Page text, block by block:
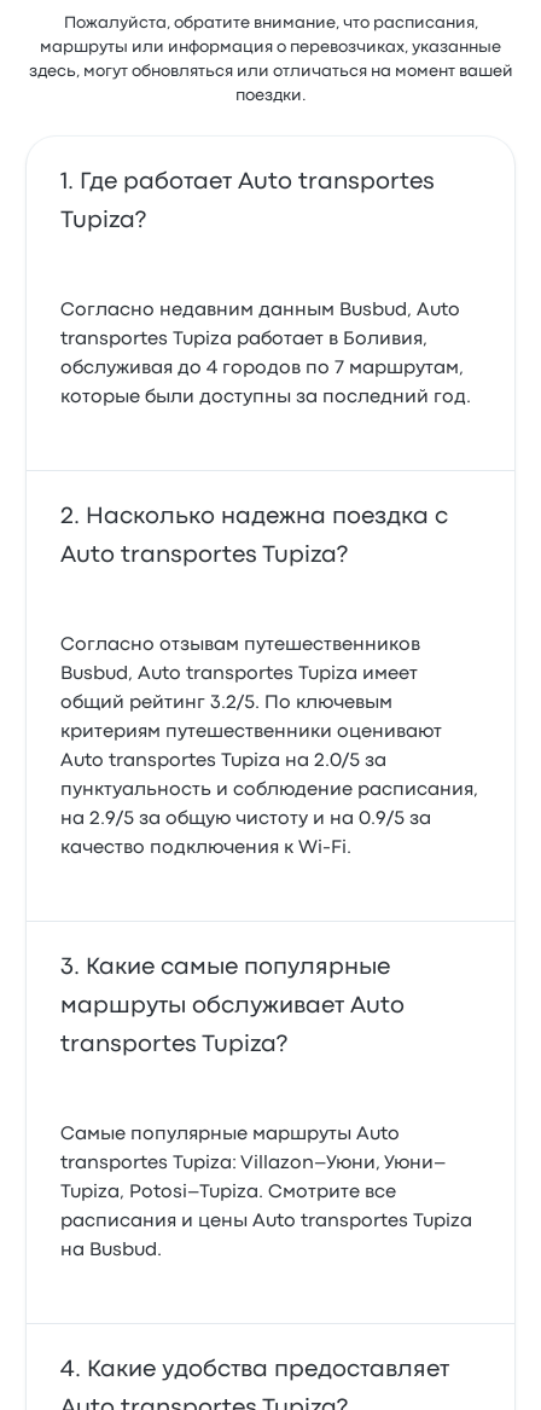
Пожалуйста, обратите внимание, что расписания,
маршруты или информация о перевозчиках, указанные
здесь, могут обновляться или отличаться на момент вашей
поездки.
Где работает Auto transportes
Tupiza?
Согласно недавним данным Busbud, Auto
transportes Tupiza работает в Боливия,
обслуживая до 4 городов по 7 маршрутам,
которые были доступны за последний год.
Насколько надежна поездка с
Auto transportes Tupiza?
Согласно отзывам путешественников
Busbud, Auto transportes Tupiza имеет
общий рейтинг 3.2/5. По ключевым
критериям путешественники оценивают
Auto transportes Tupiza на 2.0/5 за
пунктуальность и соблюдение расписания,
на 2.9/5 за общую чистоту и на 0.9/5 за
качество подключения к Wi-Fi.
Какие самые популярные
маршруты обслуживает Auto
transportes Tupiza?
Самые популярные маршруты Auto
transportes Tupiza: Villazon–Уюни, Уюни–
Tupiza, Potosi–Tupiza. Смотрите все
расписания и цены Auto transportes Tupiza
на Busbud.
Какие удобства предоставляет